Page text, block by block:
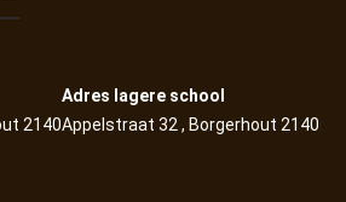
2140
Adres lagere school
Appelstraat 32 , Borgerhout 2140